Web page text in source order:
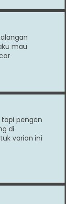
mau
pengen
di
varian ini